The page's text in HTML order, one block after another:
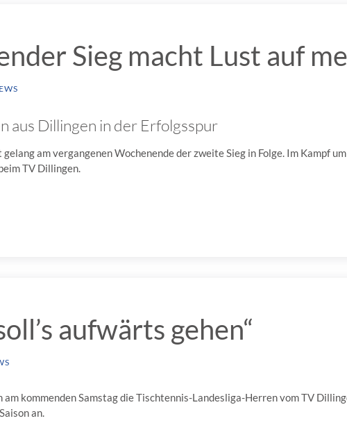
Sieg macht Lust auf
aus Dillingen in der Erfolgsspur
am vergangenen Wochenende der zweite Sieg in Folge. Im Kampf
TV Dillingen.
aufwärts gehen“
kommenden Samstag die Tischtennis-Landesliga-Herren vom TV
an.